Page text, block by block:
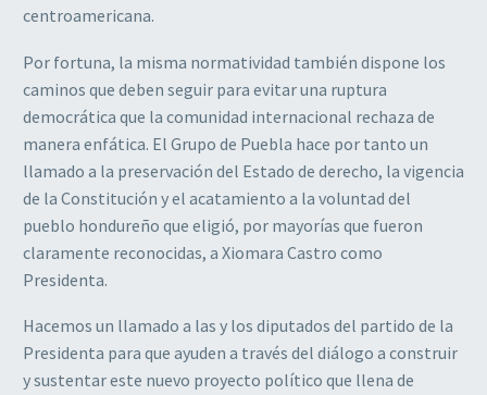
centroamericana.
Por fortuna, la misma normatividad también dispone los
caminos que deben seguir para evitar una ruptura
democrática que la comunidad internacional rechaza de
manera enfática. El Grupo de Puebla hace por tanto un
llamado a la preservación del Estado de derecho, la vigencia
de la Constitución y el acatamiento a la voluntad del
pueblo hondureño que eligió, por mayorías que fueron
claramente reconocidas, a Xiomara Castro como
Presidenta.
Hacemos un llamado a las y los diputados del partido de la
Presidenta para que ayuden a través del diálogo a construir
y sustentar este nuevo proyecto político que llena de